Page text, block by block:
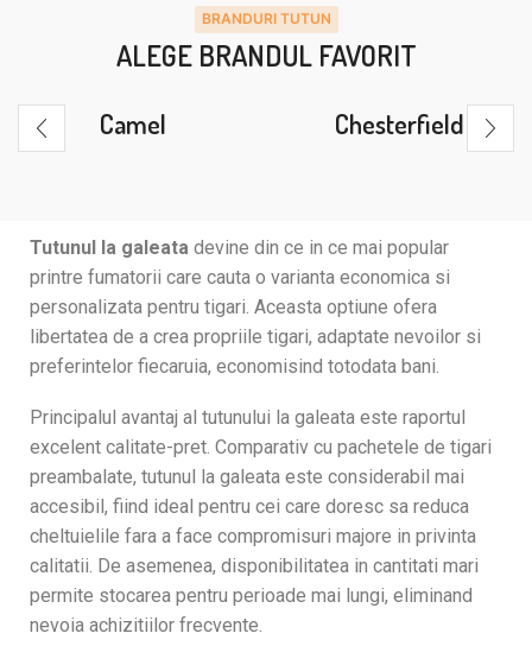
BRANDURI TUTUN
ALEGE BRANDUL FAVORIT
Camel Chesterfield
Tutunul la galeata devine din ce in ce mai popular
printre fumatorii care cauta o varianta economica si
personalizata pentru tigari. Aceasta optiune ofera
libertatea de a crea propriile tigari, adaptate nevoilor si
preferintelor fiecaruia, economisind totodata bani.
Principalul avantaj al tutunului la galeata este raportul
excelent calitate-pret. Comparativ cu pachetele de tigari
preambalate, tutunul la galeata este considerabil mai
accesibil, fiind ideal pentru cei care doresc sa reduca
cheltuielile fara a face compromisuri majore in privinta
calitatii. De asemenea, disponibilitatea in cantitati mari
permite stocarea pentru perioade mai lungi, eliminand
nevoia achizitiilor frecvente.